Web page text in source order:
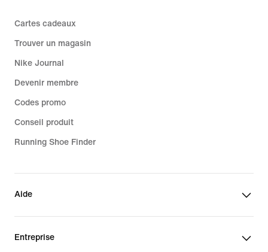
Cartes cadeaux
Trouver un magasin
Nike Journal
Devenir membre
Codes promo
Conseil produit
Running Shoe Finder
Aide
Entreprise